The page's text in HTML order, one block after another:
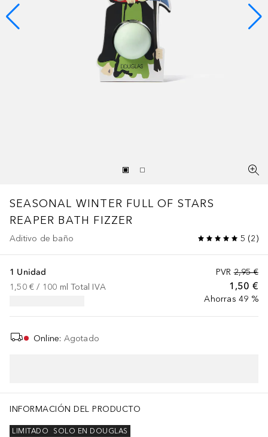
SEASONAL WINTER FULL OF STARS
REAPER BATH FIZZER
Aditivo de baño 5 (2)
PVR 2,95 €
1,50 €
Ahorras 49 %
1 Unidad
1,50 € / 100 ml Total IVA
Online: Agotado
INFORMACIÓN DEL PRODUCTO
SOLO EN DOUGLAS
LIMITADO